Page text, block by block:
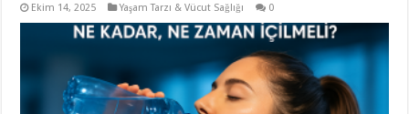
Ekim 14, 2025 Yaşam Tarzı & Vücut Sağlığı 0